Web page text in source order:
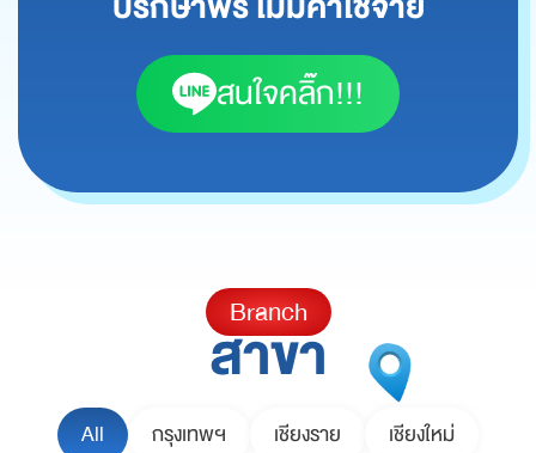
สนใจคลิ๊ก!!!
Branch
สาขา
All กรุงเทพฯ เชียงราย
เชียงใหม่